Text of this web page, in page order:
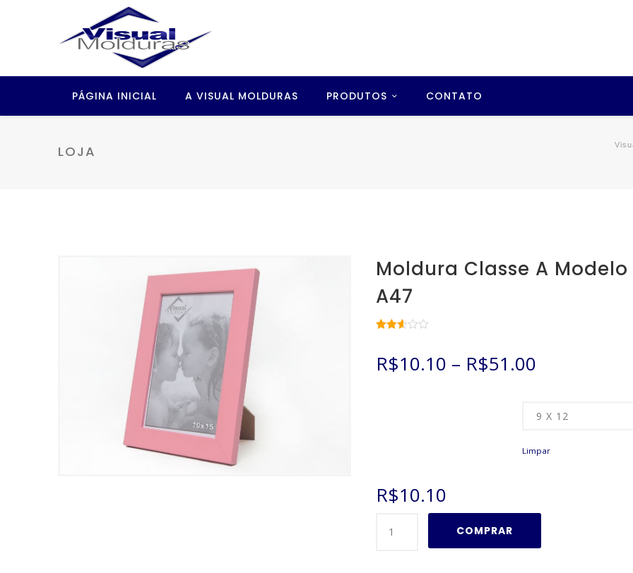
PÁGINA INICIAL A VISUAL MOLDURAS PRODUTOS CONTATO
LOJA
Moldura Classe A Modelo
A47
2.56
de 5,
R$10.10 – R$51.00
Limpar
R$10.10
COMPRAR